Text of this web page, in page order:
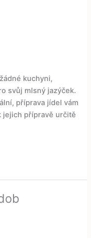
kuchyni,
svůj mlsný jazýček.
příprava jídel vám
jejich přípravě určitě